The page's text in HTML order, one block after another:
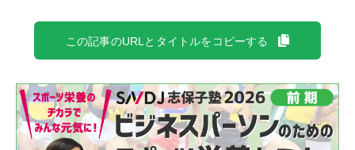
この記事のURLとタイトルをコピーする